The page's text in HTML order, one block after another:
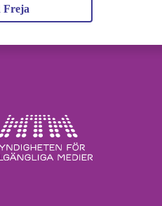
Freja